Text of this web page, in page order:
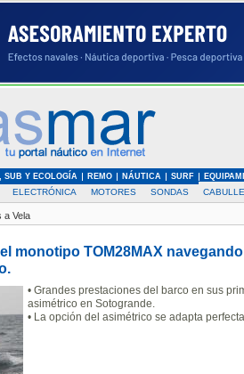
SUB Y ECOLOGÍA REMO NÁUTICA SURF
ELECTRÓNICA MOTORES SONDAS
a Vela
monotipo TOM28MAX
• Grandes prestaciones del barco en sus
asimétrico en Sotogrande.
• La opción del asimétrico se adapta